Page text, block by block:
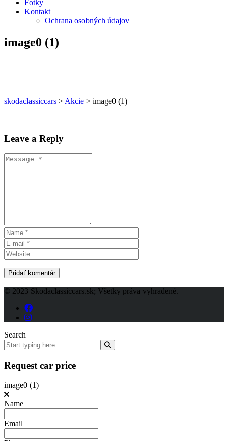
Fotky
Kontakt
Ochrana osobných údajov
image0 (1)
skodaclassiccars > Akcie > image0 (1)
Leave a Reply
© 2023 Skodaclassiccars.sk; Všetky práva vyhradené.
Search
Request car price
image0 (1)
Name
Email